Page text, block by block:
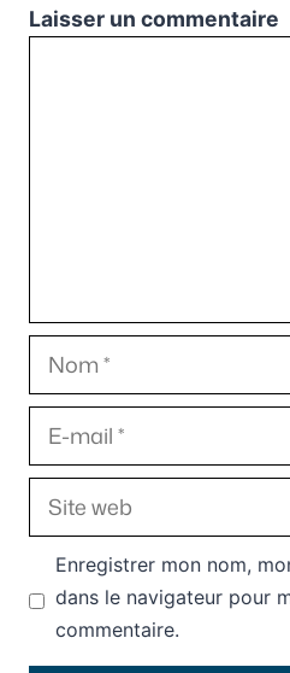
Laisser un commentaire
Nom
E-
mail
Site
web
Enregistrer mon nom,
dans le navigateur pour
commentaire.